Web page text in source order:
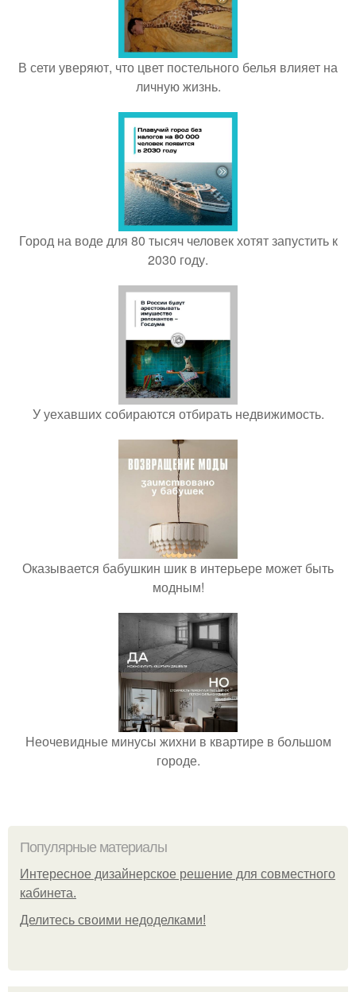
В сети уверяют, что цвет постельного белья влияет на
личную жизнь.
Город на воде для 80 тысяч человек хотят запустить к
2030 году.
У уехавших собираются отбирать недвижимость.
Оказывается бабушкин шик в интерьере может быть
модным!
Неочевидные минусы жихни в квартире в большом
городе.
Популярные материалы
Интересное дизайнерское решение для совместного
кабинета.
Делитесь своими недоделками!